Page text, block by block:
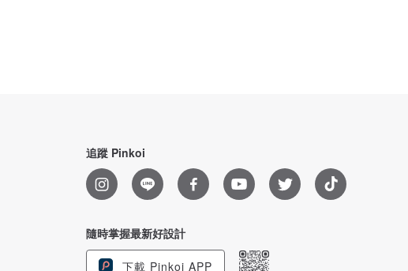
追蹤 Pinkoi
隨時掌握最新好設計
下載 Pinkoi APP